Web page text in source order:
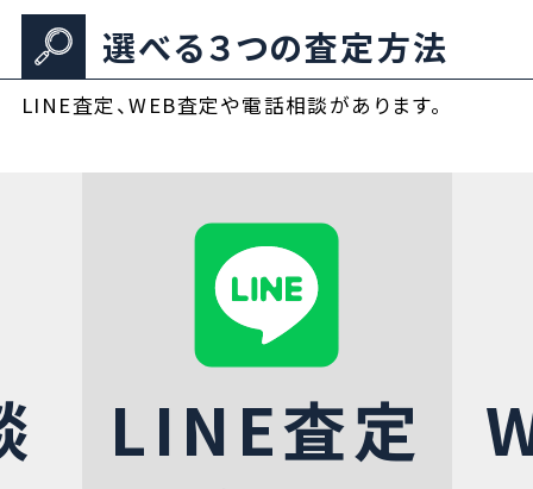
選べる３つの査定方法
LINE査定、WEB査定や電話相談があります。
LINE査定